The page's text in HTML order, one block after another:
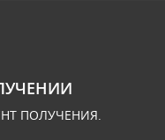
ПОЛУЧЕНИЯ.